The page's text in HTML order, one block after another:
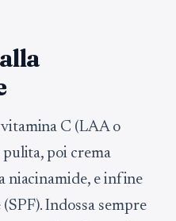
C (LAA o
poi crema
niacinamide, e infine
Indossa sempre